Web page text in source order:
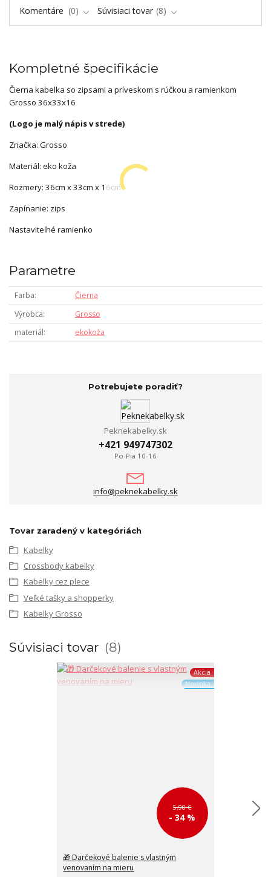
Komentáre 0 Súvisiaci tovar 8
Kompletné špecifikácie
Čierna kabelka so zipsami a príveskom s rúčkou a ramienkom
Grosso 36x33x16
(Logo je malý nápis v strede)
Značka: Grosso
Materiál: eko koža
Rozmery: 36cm x 33cm x 16cm
Zapínanie: zips
Nastaviteľné ramienko
Parametre
Farba
Čierna
Výrobca
Grosso
materiál
ekokoža
Potrebujete poradiť?
Peknekabelky.sk
+421 949747302
Po-Pia 10-16
info@peknekabelky.sk
Tovar zaradený v kategóriách
Kabelky
Crossbody kabelky
Kabelky cez plece
Veľké tašky a shopperky
Kabelky Grosso
Súvisiaci tovar 8
Akcia
Novinka
5,90 €
- 34 %
🎁 Darčekové balenie s vlastným
venovaním na mieru